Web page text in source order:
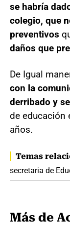
se habría
colegio, que
preventivos
daños que
De Igual
con la
derribado y
de educación
años.
Temas
secretaria de
Más de